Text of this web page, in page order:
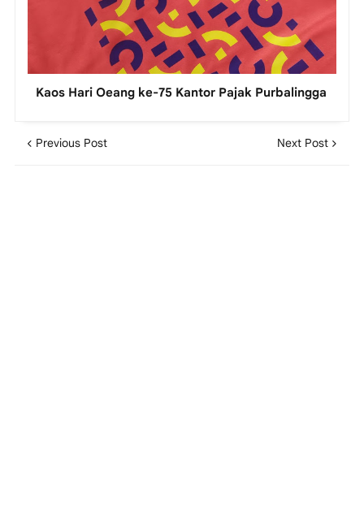
Kaos Hari Oeang ke-75 Kantor Pajak Purbalingga
Previous Post Next Post